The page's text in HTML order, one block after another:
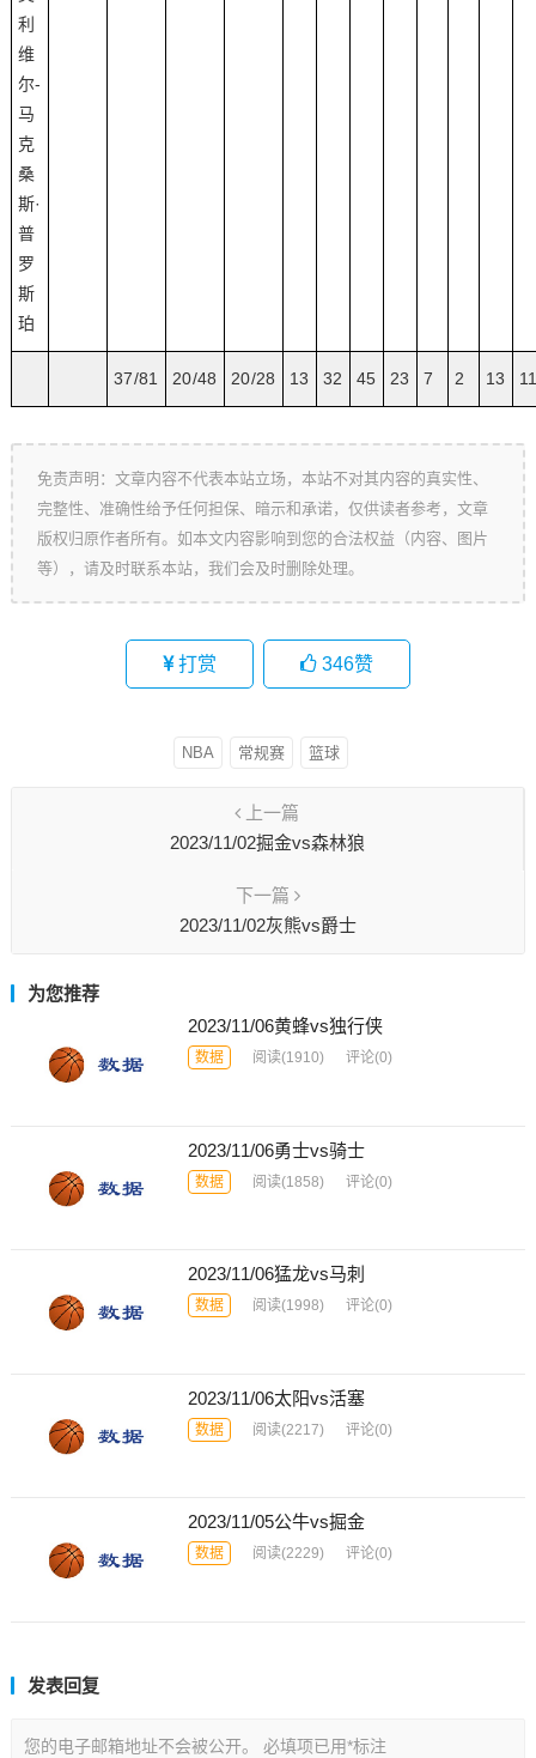
利
维
尔-
马
克
桑
斯·
普
罗
斯
珀
37/81 20/48 20/28 13 32 45 23 7 2 13
免责声明：文章内容不代表本站立场，本站不对其内容的真实性、
完整性、准确性给予任何担保、暗示和承诺，仅供读者参考，文章
版权归原作者所有。如本文内容影响到您的合法权益（内容、图片
等），请及时联系本站，我们会及时删除处理。
打赏 346赞
NBA 常规赛 篮球
上一篇
2023/11/02掘金vs森林狼
下一篇
2023/11/02灰熊vs爵士
为您推荐
2023/11/06黄蜂vs独行侠
数据 阅读(1910) 评论(0)
2023/11/06勇士vs骑士
数据 阅读(1858) 评论(0)
2023/11/06猛龙vs马刺
数据 阅读(1998) 评论(0)
2023/11/06太阳vs活塞
数据 阅读(2217) 评论(0)
2023/11/05公牛vs掘金
数据 阅读(2229) 评论(0)
发表回复
您的电子邮箱地址不会被公开。 必填项已用*标注